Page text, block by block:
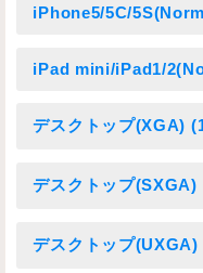
iPhone5/5C/
iPad mini/iPad1/
デスクトップ(XGA)
デスクトップ(SXGA)
デスクトップ